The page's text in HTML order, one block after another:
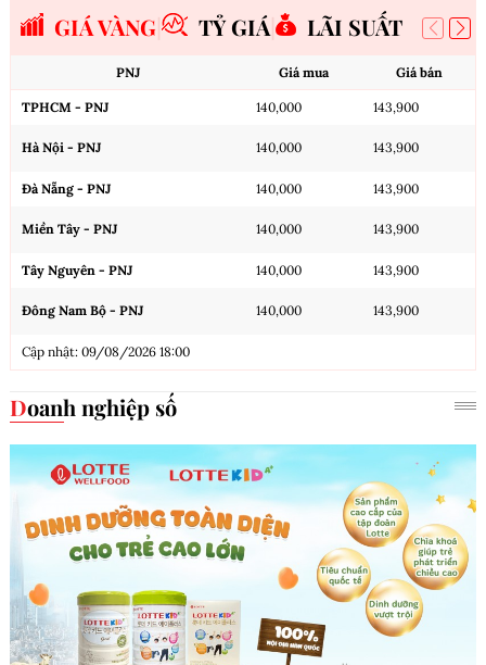
GIÁ VÀNG TỶ GIÁ LÃI SUẤT
PNJ Giá mua Giá bán
TPHCM - PNJ 140,000 143,900
Hà Nội - PNJ 140,000 143,900
Đà Nẵng - PNJ 140,000 143,900
Miền Tây - PNJ 140,000 143,900
Tây Nguyên - PNJ 140,000 143,900
Đông Nam Bộ - PNJ 140,000 143,900
Cập nhật: 09/08/2026 18:00
Doanh nghiệp số